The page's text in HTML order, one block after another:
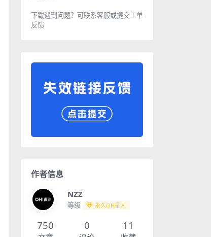
下载遇到问题？可联系客服或提交工单
反馈
作者信息
NZZ
等级 永久OH星人
750 0 11